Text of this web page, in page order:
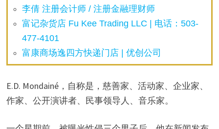
李倩 注册会计师 / 注册金融理财师
富记杂货店 Fu Kee Trading LLC | 电话：503-
477-4101
富康商场逸四方快递门店 | 优创公司
E.D. Mondainé，自称是，慈善家、活动家、企业家、
作家、公开演讲者、民事领导人、音乐家。